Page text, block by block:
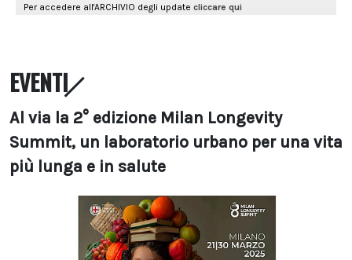
EVENTI
Al via la 2° edizione Milan Longevity
Summit, un laboratorio urbano per una vita
più lunga e in salute